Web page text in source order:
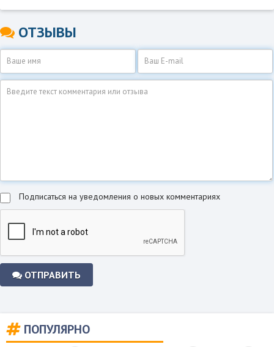
ПОПУЛЯРНО
ОТЗЫВЫ
Подписаться на уведомления о новых комментариях
ОТПРАВИТЬ